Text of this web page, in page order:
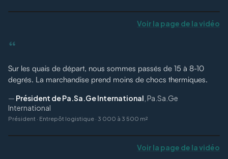
Voir la page de la vidéo
“
Sur les quais de départ, nous sommes passés de 15 à 8-10
degrés. La marchandise prend moins de chocs thermiques.
— Président de Pa.Sa.Ge International Pa.Sa.Ge
International
Président · Entrepôt logistique · 3 000 à 3 500 m²
Voir la page de la vidéo